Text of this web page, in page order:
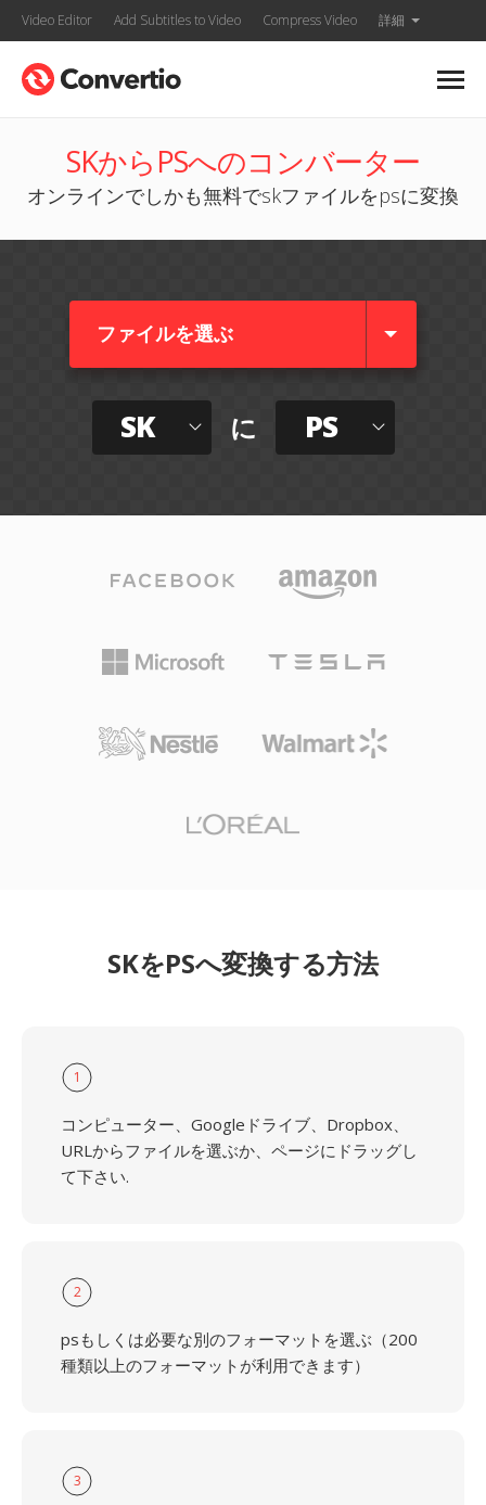
Video Editor Add Subtitles to Video Compress Video 詳細
SKからPSへのコンバーター
オンラインでしかも無料でskファイルをpsに変換
ファイルを選ぶ
SK に PS
SKをPSへ変換する方法
1
コンピューター、Googleドライブ、Dropbox、
URLからファイルを選ぶか、ページにドラッグし
て下さい.
2
psもしくは必要な別のフォーマットを選ぶ（200
種類以上のフォーマットが利用できます）
3